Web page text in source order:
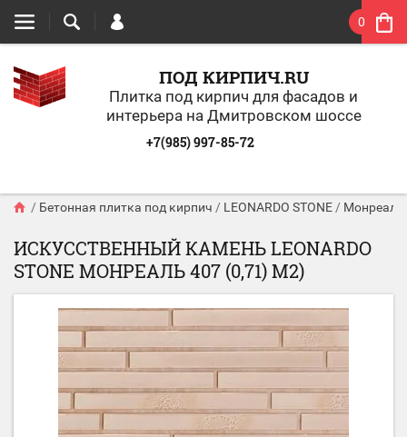
0
ПОД КИРПИЧ.RU
Плитка под кирпич для фасадов и
интерьера на Дмитровском шоссе
+7(985) 997-85-72
/ Бетонная плитка под кирпич / LEONARDO STONE / Монреаль
ИСКУССТВЕННЫЙ КАМЕНЬ LEONARDO
STONE МОНРЕАЛЬ 407 (0,71) М2)